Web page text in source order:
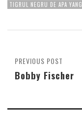
TIGRUL NEGRU DE APA YANG
PREVIOUS POST
Bobby Fischer